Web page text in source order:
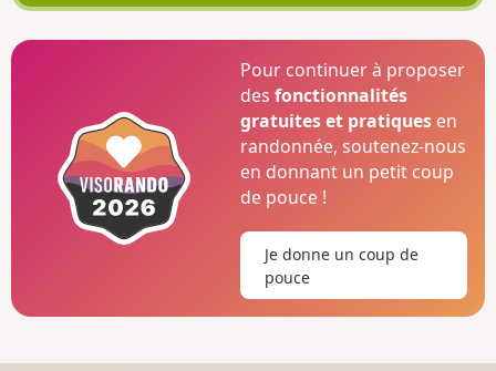
Pour continuer à proposer
desfonctionnalités
gratuites et pratiques en
randonnée, soutenez-nous
en donnant un petit coup
de pouce !
Je donne un coup de
pouce